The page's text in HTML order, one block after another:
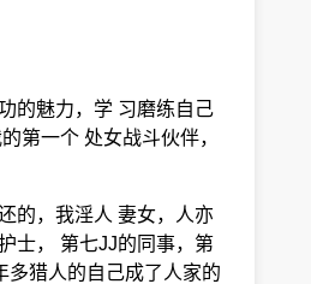
的魅力，学 习磨练自己
第一个 处女战斗伙伴，
的，我淫人 妻女，人亦
士， 第七JJ的同事，第
多猎人的自己成了人家的